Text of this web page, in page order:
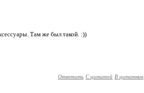
Там же был такой. :))
Ответить С цитатой В цитатник